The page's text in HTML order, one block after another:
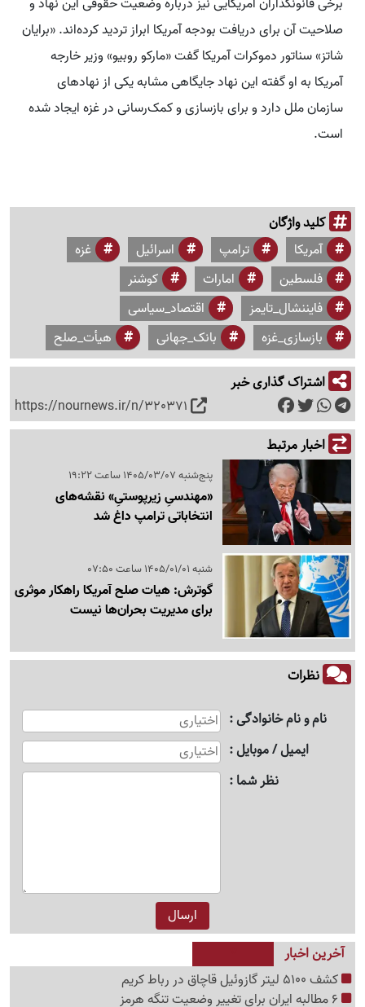
برخی قانونگذاران آمریکایی نیز درباره وضعیت حقوقی این نهاد و
صلاحیت آن برای دریافت بودجه آمریکا ابراز تردید کرده‌اند. «برایان
شاتز» سناتور دموکرات آمریکا گفت «مارکو روبیو» وزیر خارجه
آمریکا به او گفته این نهاد جایگاهی مشابه یکی از نهادهای
سازمان ملل دارد و برای بازسازی و کمک‌رسانی در غزه ایجاد شده
است.
کلید واژگان
آمریکا ترامپ اسرائیل
غزه
فلسطین
امارات
کوشنر
فایننشال_تایمز
اقتصاد_سیاسی
بازسازی_غزه
بانک_جهانی هیأت_صلح
اشتراک گذاری خبر
https://nournews.ir/n/320371
اخبار مرتبط
پنج‌شنبه 1405/03/07 ساعت 19:22
«مهندسیِ زیرپوستیِ» نقشه‌های
انتخاباتی ترامپ داغ شد
شنبه 1405/01/01 ساعت 07:50
گوترش: هیات صلح آمریکا راهکار موثری
برای مدیریت بحران‌ها نیست
نظرات
نام و نام خانوادگی
ایمیل / موبایل
نظر شما
آخرین اخبار
کشف 5100 لیتر گازوئیل قاچاق در رباط کریم